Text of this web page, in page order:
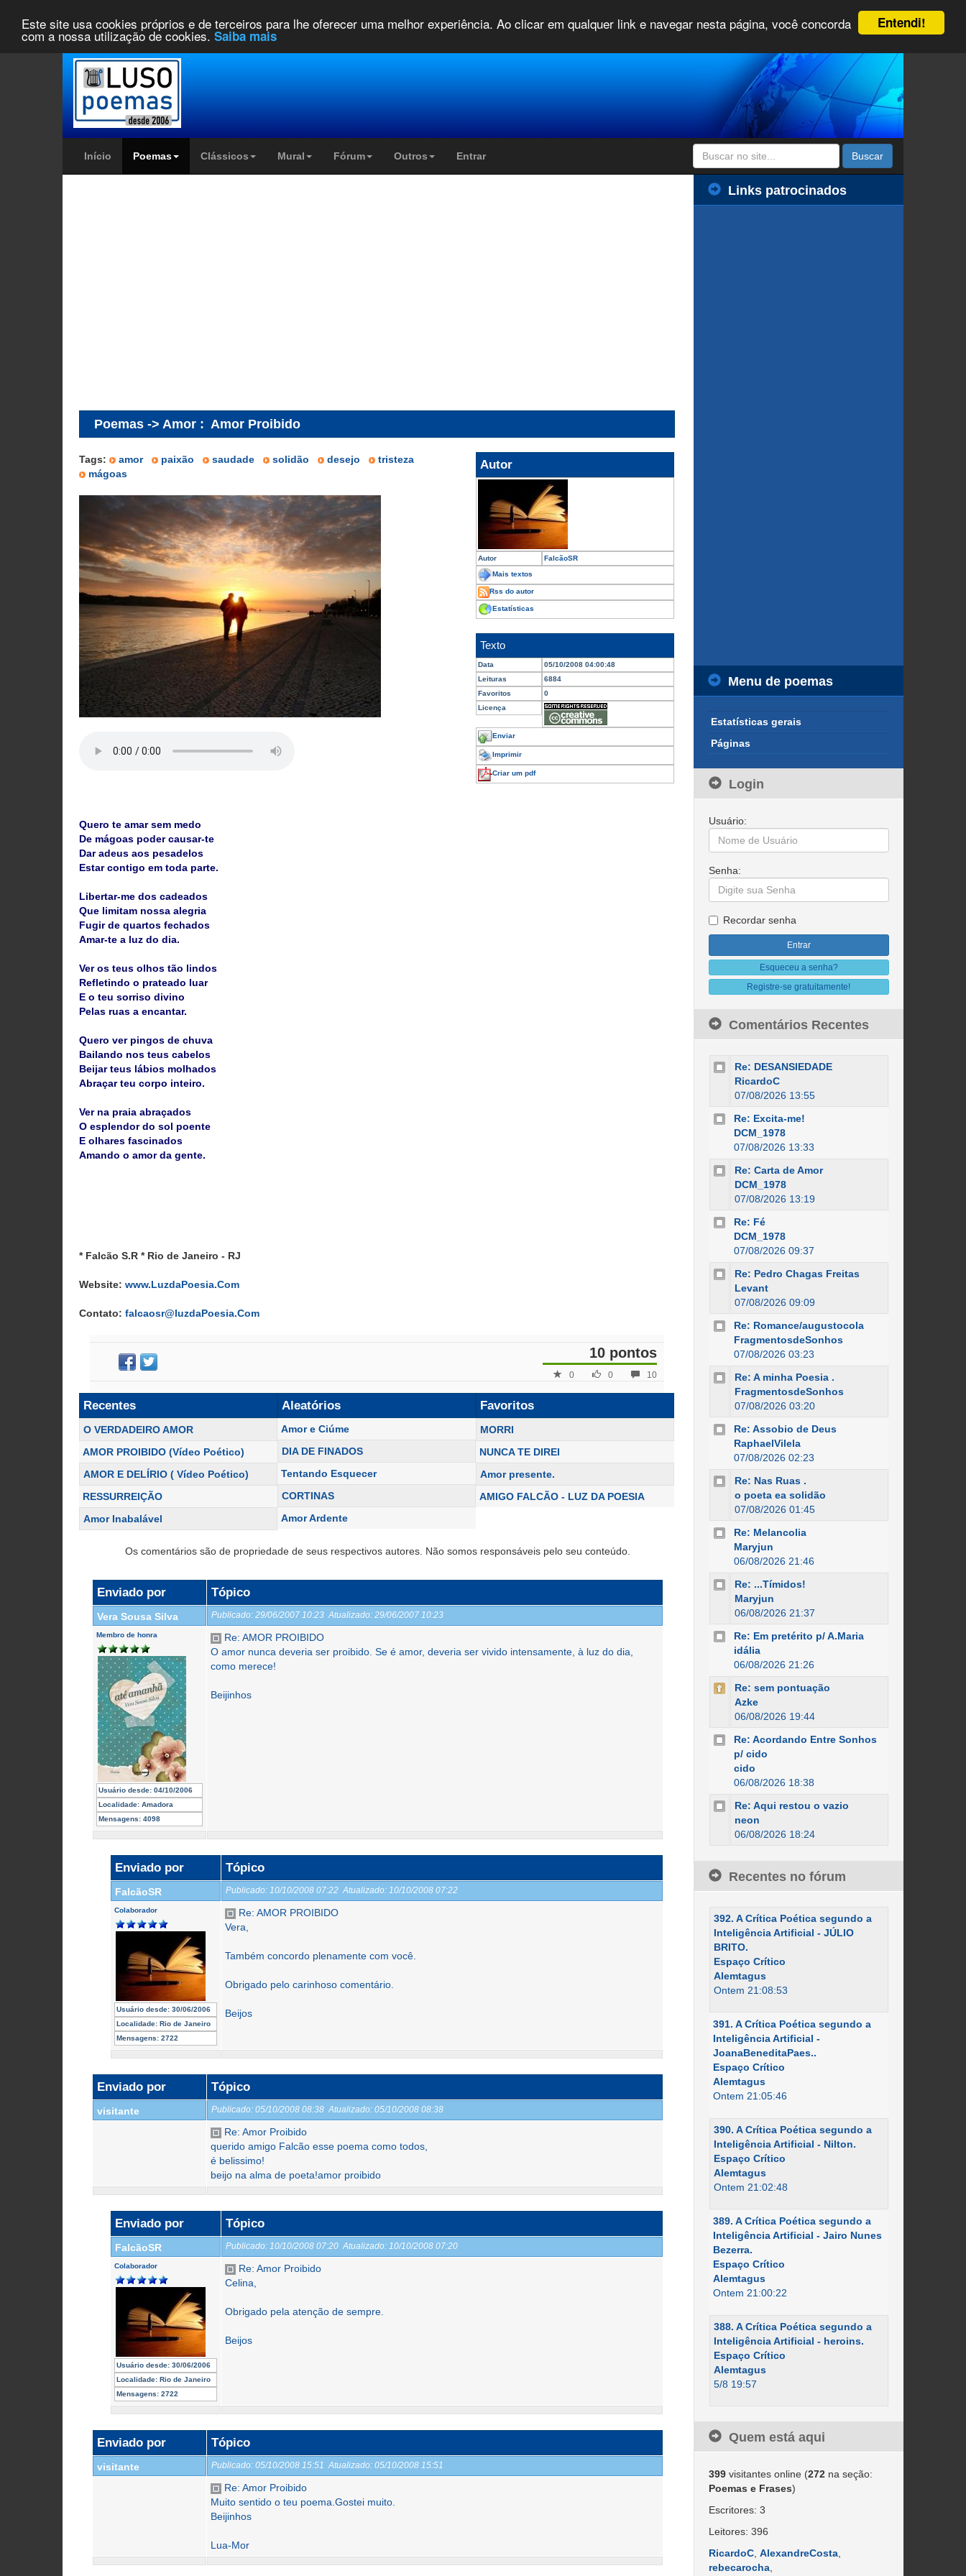
Entendi!
Este site usa cookies próprios e de terceiros para lhe oferecer uma melhor experiência. Ao clicar em qualquer link e navegar nesta página, você concorda
com a nossa utilização de cookies. Saiba mais
Início Poemas Clássicos Mural Fórum Outros Entrar Buscar
Poemas -> Amor : Amor Proibido
Tags: amor paixão saudade solidão desejo
tristeza
mágoas
Quero te amar sem medo
De mágoas poder causar-te
Dar adeus aos pesadelos
Estar contigo em toda parte.
Libertar-me dos cadeados
Que limitam nossa alegria
Fugir de quartos fechados
Amar-te a luz do dia.
Ver os teus olhos tão lindos
Refletindo o prateado luar
E o teu sorriso divino
Pelas ruas a encantar.
Quero ver pingos de chuva
Bailando nos teus cabelos
Beijar teus lábios molhados
Abraçar teu corpo inteiro.
Ver na praia abraçados
O esplendor do sol poente
E olhares fascinados
Amando o amor da gente.
* Falcão S.R * Rio de Janeiro - RJ
Website: www.LuzdaPoesia.Com
Contato: falcaosr@luzdaPoesia.Com
Autor
Autor FalcãoSR
Mais textos
Rss do autor
Estatísticas
Texto
Data
05/10/2008 04:00:48
Leituras
6884
Favoritos
0
Licença
Enviar
Imprimir
Criar um pdf
10 pontos
10
0
0
Recentes
O VERDADEIRO AMOR
AMOR PROIBIDO (Vídeo Poético)
AMOR E DELÍRIO ( Vídeo Poético)
RESSURREIÇÃO
Amor Inabalável
Aleatórios
Amor e Ciúme
DIA DE FINADOS
Tentando Esquecer
CORTINAS
Amor Ardente
Favoritos
MORRI
NUNCA TE DIREI
Amor presente.
AMIGO FALCÃO - LUZ DA POESIA
Os comentários são de propriedade de seus respectivos autores. Não somos responsáveis pelo seu conteúdo.
Enviado por Tópico
Vera Sousa Silva Publicado: 29/06/2007 10:23 Atualizado: 29/06/2007 10:23
Membro de honra
Usuário desde: 04/10/2006
Localidade: Amadora
Mensagens: 4098
Re: AMOR PROIBIDO
O amor nunca deveria ser proibido. Se é amor, deveria ser vivido intensamente, à luz do dia,
como merece!
Beijinhos
Enviado por Tópico
FalcãoSR Publicado: 10/10/2008 07:22 Atualizado: 10/10/2008 07:22
Colaborador
Usuário desde: 30/06/2006
Localidade: Rio de Janeiro
Mensagens: 2722
Re: AMOR PROIBIDO
Vera,
Também concordo plenamente com você.
Obrigado pelo carinhoso comentário.
Beijos
Enviado por Tópico
visitante Publicado: 05/10/2008 08:38 Atualizado: 05/10/2008 08:38
Re: Amor Proibido
querido amigo Falcão esse poema como todos,
é belissimo!
beijo na alma de poeta!amor proibido
Enviado por Tópico
FalcãoSR Publicado: 10/10/2008 07:20 Atualizado: 10/10/2008 07:20
Colaborador
Usuário desde: 30/06/2006
Localidade: Rio de Janeiro
Mensagens: 2722
Re: Amor Proibido
Celina,
Obrigado pela atenção de sempre.
Beijos
Enviado por Tópico
visitante Publicado: 05/10/2008 15:51 Atualizado: 05/10/2008 15:51
Re: Amor Proibido
Muito sentido o teu poema.Gostei muito.
Beijinhos
Lua-Mor
Links patrocinados
Menu de poemas
Estatísticas gerais
Páginas
Login
Usuário:
Senha:
Recordar senha
Esqueceu a senha?
Registre-se gratuitamente!
Comentários Recentes
Re: DESANSIEDADE
RicardoC
07/08/2026 13:55
Re: Excita-me!
DCM_1978
07/08/2026 13:33
Re: Carta de Amor
DCM_1978
07/08/2026 13:19
Re: Fé
DCM_1978
07/08/2026 09:37
Re: Pedro Chagas Freitas
Levant
07/08/2026 09:09
Re: Romance/augustocola
FragmentosdeSonhos
07/08/2026 03:23
Re: A minha Poesia .
FragmentosdeSonhos
07/08/2026 03:20
Re: Assobio de Deus
RaphaelVilela
07/08/2026 02:23
Re: Nas Ruas .
o poeta ea solidão
07/08/2026 01:45
Re: Melancolia
Maryjun
06/08/2026 21:46
Re: ...Tímidos!
Maryjun
06/08/2026 21:37
Re: Em pretérito p/ A.Maria
idália
06/08/2026 21:26
Re: sem pontuação
Azke
06/08/2026 19:44
Re: Acordando Entre Sonhos
p/ cido
cido
06/08/2026 18:38
Re: Aqui restou o vazio
neon
06/08/2026 18:24
Recentes no fórum
392. A Crítica Poética segundo a
Inteligência Artificial - JÚLIO
BRITO.
Espaço Crítico
Alemtagus
Ontem 21:08:53
391. A Crítica Poética segundo a
Inteligência Artificial -
JoanaBeneditaPaes..
Espaço Crítico
Alemtagus
Ontem 21:05:46
390. A Crítica Poética segundo a
Inteligência Artificial - Nilton.
Espaço Crítico
Alemtagus
Ontem 21:02:48
389. A Crítica Poética segundo a
Inteligência Artificial - Jairo Nunes
Bezerra.
Espaço Crítico
Alemtagus
Ontem 21:00:22
388. A Crítica Poética segundo a
Inteligência Artificial - heroins.
Espaço Crítico
Alemtagus
5/8 19:57
Quem está aqui
399visitantes online (272na seção:
Poemas e Frases)
Escritores: 3
Leitores: 396
RicardoC, AlexandreCosta,
rebecarocha,